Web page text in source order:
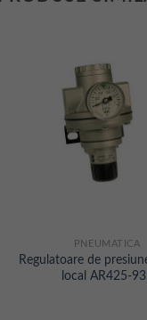
PNEUMATICA
Regulatoare de
local AR425-